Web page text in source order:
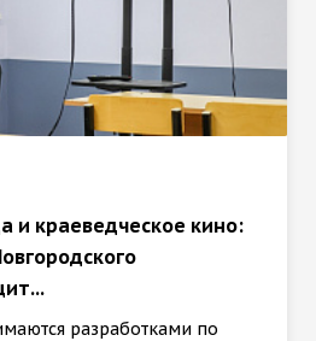
и краеведческое кино:
разработками по